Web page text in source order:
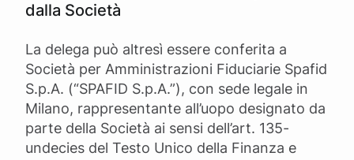
dalla Società
La delega può altresì essere conferita a
Società per Amministrazioni Fiduciarie Spafid
S.p.A. (“SPAFID S.p.A.”), con sede legale in
Milano, rappresentante all’uopo designato da
parte della Società ai sensi dell’art. 135-
undecies del Testo Unico della Finanza e